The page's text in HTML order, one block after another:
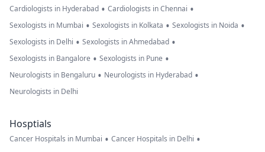
Cardiologists in Hyderabad • Cardiologists in Chennai •
Sexologists in Mumbai • Sexologists in Kolkata • Sexologists in Noida •
Sexologists in Delhi • Sexologists in Ahmedabad •
Sexologists in Bangalore • Sexologists in Pune •
Neurologists in Bengaluru • Neurologists in Hyderabad •
Neurologists in Delhi
Hosptials
Cancer Hospitals in Mumbai • Cancer Hospitals in Delhi •